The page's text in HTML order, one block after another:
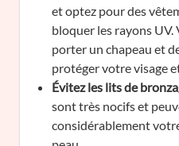
et optez pour des
bloquer les rayons UV.
porter un chapeau et
protéger votre visage
Évitez les lits de
sont très nocifs et
considérablement